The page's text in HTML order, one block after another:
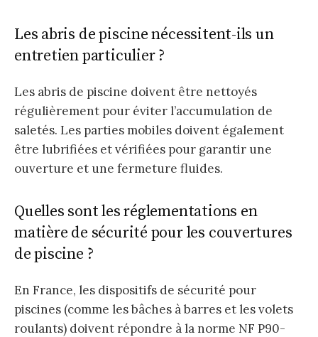
Les abris de piscine nécessitent-ils un
entretien particulier ?
Les abris de piscine doivent être nettoyés
régulièrement pour éviter l’accumulation de
saletés. Les parties mobiles doivent également
être lubrifiées et vérifiées pour garantir une
ouverture et une fermeture fluides.
Quelles sont les réglementations en
matière de sécurité pour les couvertures
de piscine ?
En France, les dispositifs de sécurité pour
piscines (comme les bâches à barres et les volets
roulants) doivent répondre à la norme NF P90-